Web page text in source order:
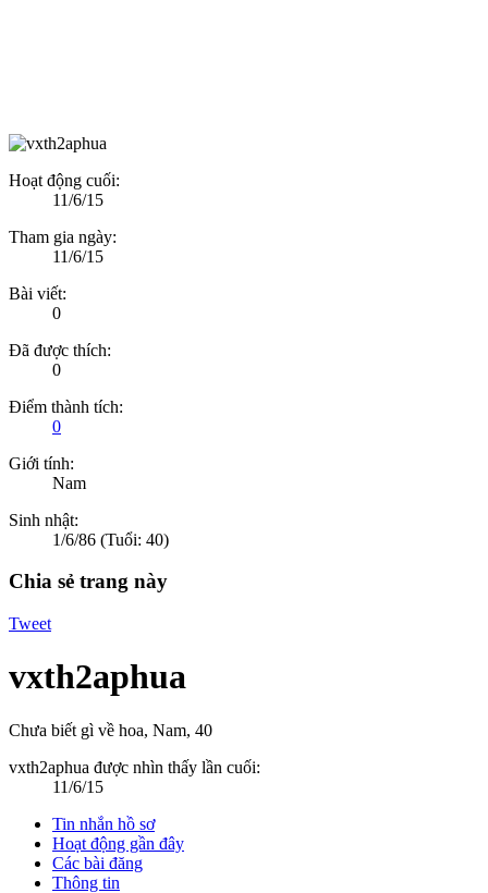
Hoạt động cuối:
11/6/15
Tham gia ngày:
11/6/15
Bài viết:
0
Đã được thích:
0
Điểm thành tích:
0
Giới tính:
Nam
Sinh nhật:
1/6/86 (Tuổi: 40)
Chia sẻ trang này
Tweet
vxth2aphua
Chưa biết gì về hoa, Nam, 40
vxth2aphua được nhìn thấy lần cuối:
11/6/15
Tin nhắn hồ sơ
Hoạt động gần đây
Các bài đăng
Thông tin